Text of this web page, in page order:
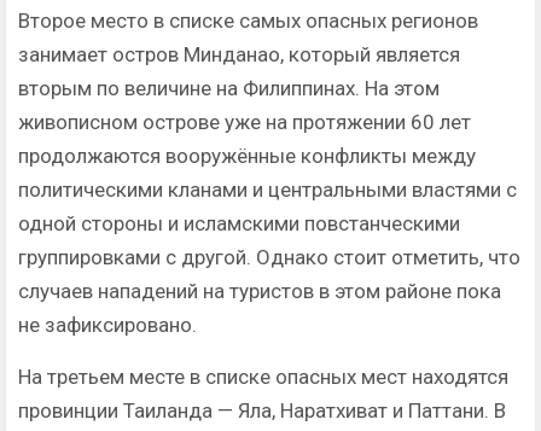
Второе место в списке самых опасных регионов
занимает остров Минданао, который является
вторым по величине на Филиппинах. На этом
живописном острове уже на протяжении 60 лет
продолжаются вооружённые конфликты между
политическими кланами и центральными властями с
одной стороны и исламскими повстанческими
группировками с другой. Однако стоит отметить, что
случаев нападений на туристов в этом районе пока
не зафиксировано.
На третьем месте в списке опасных мест находятся
провинции Таиланда — Яла, Наратхиват и Паттани. В